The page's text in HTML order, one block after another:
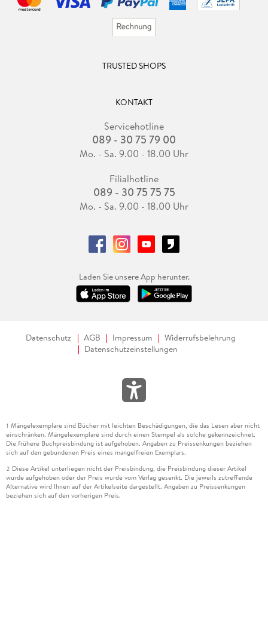
TRUSTED SHOPS
KONTAKT
Servicehotline
089 - 30 75 79 00
Mo. - Sa. 9.00 - 18.00 Uhr
Filialhotline
089 - 30 75 75 75
Mo. - Sa. 9.00 - 18.00 Uhr
Laden Sie unsere App herunter.
Datenschutz AGB Impressum
Widerrufsbelehrung
Datenschutzeinstellungen
1 Mängelexemplare sind Bücher mit leichten Beschädigungen, die das Lesen aber nicht
einschränken. Mängelexemplare sind durch einen Stempel als solche gekennzeichnet.
Die frühere Buchpreisbindung ist aufgehoben. Angaben zu Preissenkungen beziehen
sich auf den gebundenen Preis eines mangelfreien Exemplars.
2 Diese Artikel unterliegen nicht der Preisbindung, die Preisbindung dieser Artikel
wurde aufgehoben oder der Preis wurde vom Verlag gesenkt. Die jeweils zutreffende
Alternative wird Ihnen auf der Artikelseite dargestellt. Angaben zu Preissenkungen
beziehen sich auf den vorherigen Preis.